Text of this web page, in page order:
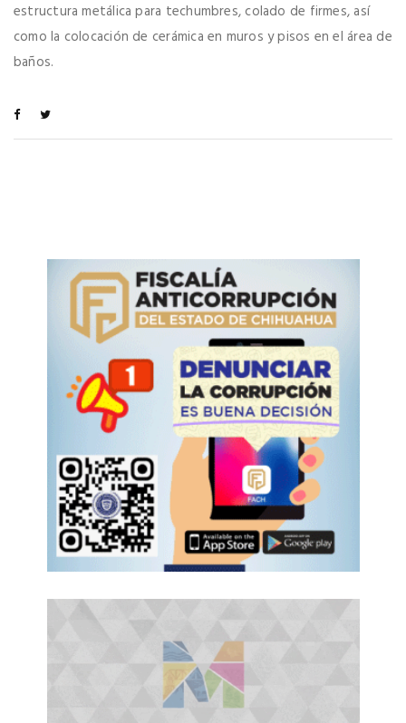
estructura metálica para techumbres, colado de firmes, así
como la colocación de cerámica en muros y pisos en el área de
baños.